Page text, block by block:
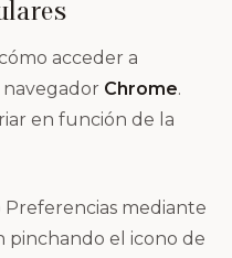
acceder a
Chrome.
en función de la
Preferencias mediante
pinchando el icono de